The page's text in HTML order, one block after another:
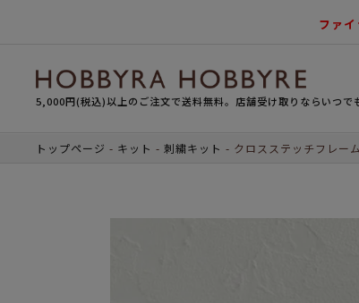
ファ
5,000円(税込)以上のご注文で送料無料。店舗受け取りならいつで
トップページ キット 刺繍キット クロスステッチフレー